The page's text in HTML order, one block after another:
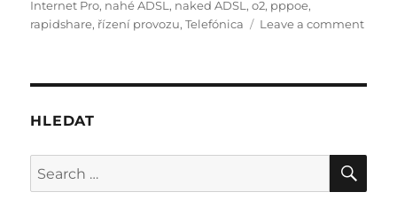
on
Internet Pro, nahé ADSL, naked ADSL,o2, pppoe,
rapidshare, řízení provozu,Telefónica Leave a commenton
HLEDAT
Search
for: